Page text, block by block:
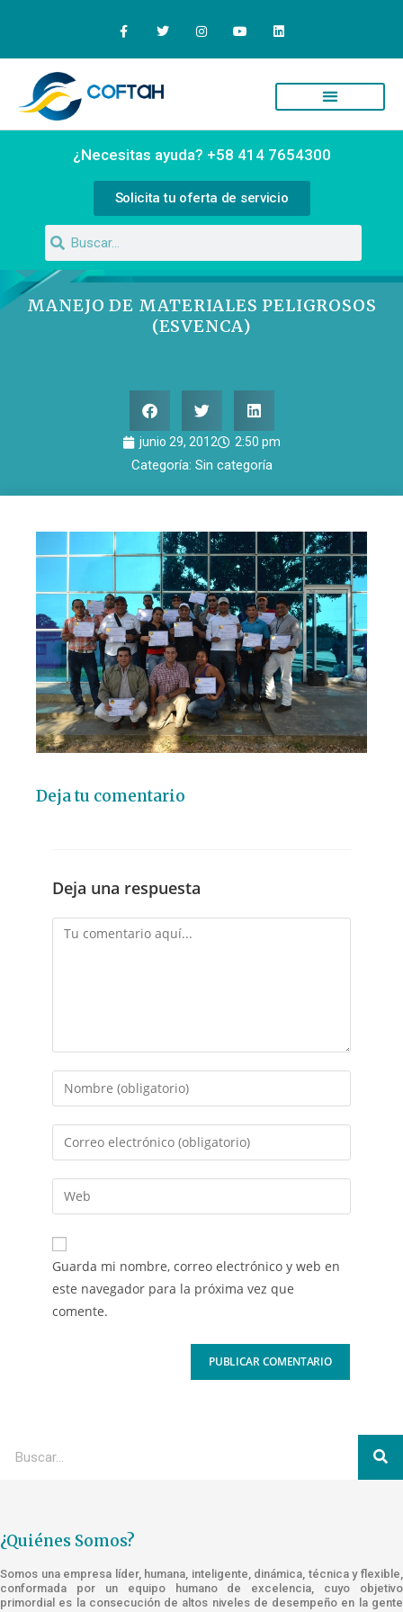
¿Necesitas ayuda? +58 414 7654300
Solicita tu oferta de servicio
MANEJO DE MATERIALES PELIGROSOS
(ESVENCA)
junio 29, 2012 2:50 pm
Categoría: Sin categoría
Deja tu comentario
Deja una respuesta
Guarda mi nombre, correo electrónico y web en
este navegador para la próxima vez que
comente.
¿Quiénes Somos?
Somos una empresa líder, humana, inteligente, dinámica, técnica y flexible,
conformada por un equipo humano de excelencia, cuyo objetivo
primordial es la consecución de altos niveles de desempeño en la gente